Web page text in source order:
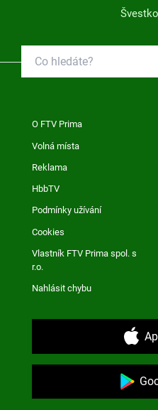
O FTV Prima
Volná místa
Reklama
HbbTV
Podmínky užívání
Cookies
Vlastník FTV Prima spol. s
r.o.
Nahlásit chybu